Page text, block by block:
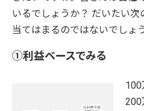
いるでしょうか？ だいたい
当てはまるのではないでしょ
①利益ベースでみる
100
200